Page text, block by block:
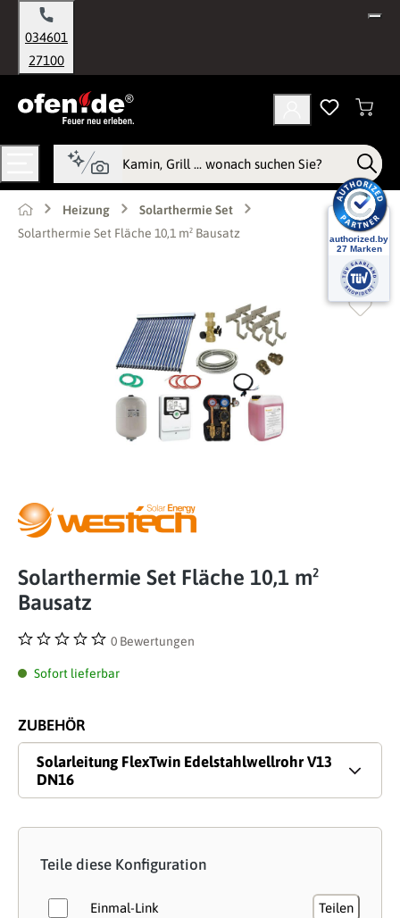
springen
034601
27100
Heizung
Solarthermie Set
Solarthermie Set Fläche 10,1 m² Bausatz
Solarthermie Set Fläche 10,1 m²
Bausatz
0 Bewertungen
Sofort lieferbar
ZUBEHÖR
Solarleitung FlexTwin Edelstahlwellrohr V13
DN16
Teile diese Konfiguration
Einmal-Link Teilen